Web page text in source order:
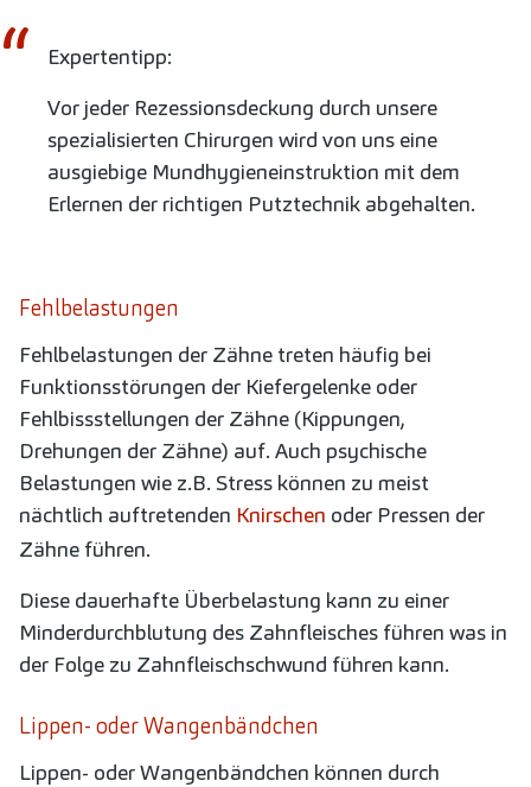
Expertentipp:
Vor jeder Rezessionsdeckung durch unsere
spezialisierten Chirurgen wird von uns eine
ausgiebige Mundhygieneinstruktion mit dem
Erlernen der richtigen Putztechnik abgehalten.
Fehlbelastungen
Fehlbelastungen der Zähne treten häufig bei
Funktionsstörungen der Kiefergelenke oder
Fehlbissstellungen der Zähne (Kippungen,
Drehungen der Zähne) auf. Auch psychische
Belastungen wie z.B. Stress können zu meist
nächtlich auftretenden Knirschen oder Pressen der
Zähne führen.
Diese dauerhafte Überbelastung kann zu einer
Minderdurchblutung des Zahnfleisches führen was in
der Folge zu Zahnfleischschwund führen kann.
Lippen- oder Wangenbändchen
Lippen- oder Wangenbändchen können durch